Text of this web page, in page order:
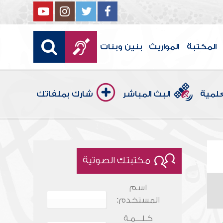
المكتبة المواريث بنين وبنات
البث المباشر شارك بملفاتك
مكتبتك الصوتية
اسم
المستخدم:
كـلـــمـة